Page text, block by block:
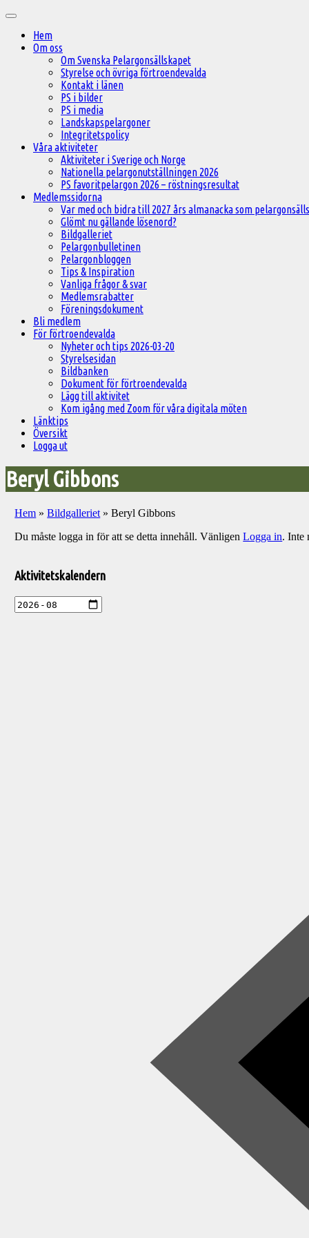
innehåll
Huvudmeny
Hem
Om oss
Om Svenska Pelargonsällskapet
Styrelse och övriga förtroendevalda
Kontakt i länen
PS i bilder
PS i media
Landskapspelargoner
Integritetspolicy
Våra aktiviteter
Aktiviteter i Sverige och Norge
Nationella pelargonutställningen 2026
PS favoritpelargon 2026 – röstningsresultat
Medlemssidorna
Var med och bidra till 2027 års almanacka som
Glömt nu gällande lösenord?
Bildgalleriet
Pelargonbulletinen
Pelargonbloggen
Tips & Inspiration
Vanliga frågor & svar
Medlemsrabatter
Föreningsdokument
Bli medlem
För förtroendevalda
Nyheter och tips 2026-03-20
Styrelsesidan
Bildbanken
Dokument för förtroendevalda
Lägg till aktivitet
Kom igång med Zoom för våra digitala möten
Länktips
Översikt
Logga ut
Beryl Gibbons
Hem »Bildgalleriet »Beryl Gibbons
Du måste logga in för att se detta innehåll. VänligenLogga in. Inte
till
aktiviteter
Aktivitetskalendern